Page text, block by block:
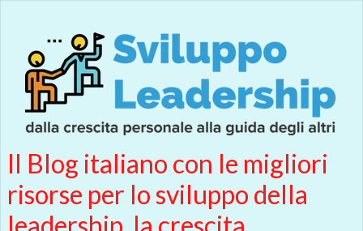
Il Blog italiano con le migliori
risorse per lo sviluppo della